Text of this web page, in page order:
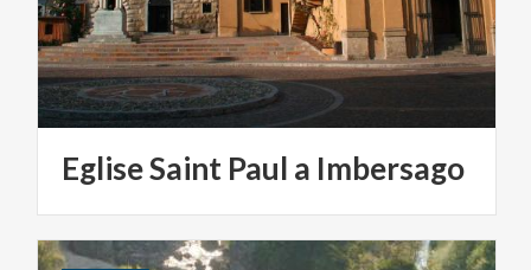
EgliseSaint Paul a Imbersago